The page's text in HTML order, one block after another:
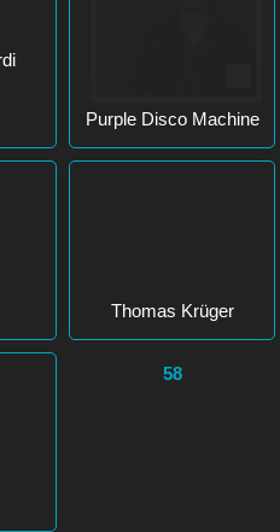
Purple Disco Machine
Thomas Krüger